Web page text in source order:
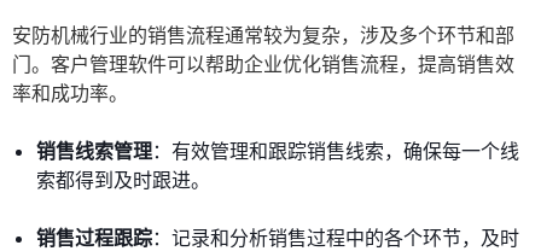
安防机械行业的销售流程通常较为复杂，涉及多个环节和部
门。客户管理软件可以帮助企业优化销售流程，提高销售效
率和成功率。
销售线索管理：有效管理和跟踪销售线索，确保每一个线
索都得到及时跟进。
销售过程跟踪：记录和分析销售过程中的各个环节，及时